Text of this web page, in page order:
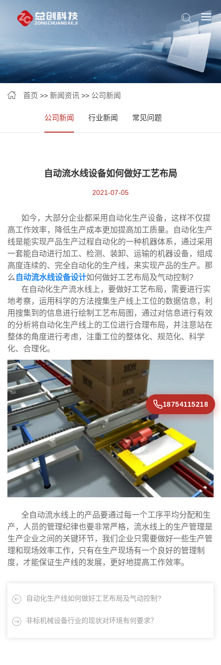
首页 >> 新闻资讯 >> 公司新闻
公司新闻 行业新闻 常见问题
自动流水线设备如何做好工艺布局
2021-07-05
如今，大部分企业都采用自动化生产设备，这样不仅提
高工作效率，降低生产成本更加提高加工质量。自动化生产
线是能实现产品生产过程自动化的一种机器体系，通过采用
一套能自动进行加工、检测、装卸、运输的机器设备，组成
高度连续的、完全自动化的生产线，来实现产品的生产。那
么 自动流水线设备设计如何做好工艺布局及气动控制?
在自动化生产流水线上，要做好工艺布局，需要进行实
地考察，运用科学的方法搜集生产线上工位的数据信息，利
用搜集到的信息进行绘制工艺布局图，通过对信息进行有效
的分析将自动化生产线上的工位进行合理布局，并注意站在
整体的角度进行考虑，注重工位的整体化、规范化、科学
化、合理化。
全自动流水线上的产品要通过每一个工序平均分配和生
产，人员的管理纪律也要非常严格，流水线上的生产管理是
生产企业之间的关键环节，我们企业只需要做好一些生产管
理和现场效率工作，只有在生产现场有一个良好的管理制
度，才能保证生产线的发展，更好地提高工作效率。
自动化生产线如何做好工艺布局及气动控制?
非标机械设备行业的现状对环境有何要求？
18754115218